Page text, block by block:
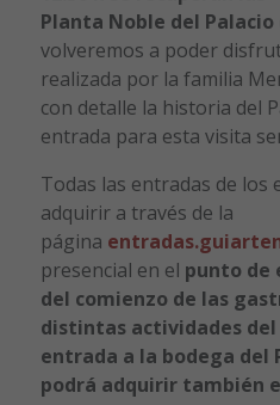
Planta Noble del Palacio
volveremos a poder
realizada por la familia
con detalle la historia del
entrada para esta visita
Todas las entradas de los
adquirir a través de la
página
presencial en el punto de
del comienzo de las
distintas actividades del
entrada a la bodega del
podrá adquirir también